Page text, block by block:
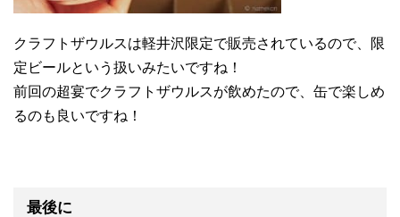
クラフトザウルスは軽井沢限定で販売されているので、限
定ビールという扱いみたいですね！
前回の超宴でクラフトザウルスが飲めたので、缶で楽しめ
るのも良いですね！
最後に